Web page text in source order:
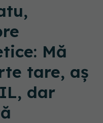
Mă
tare, aș
dar